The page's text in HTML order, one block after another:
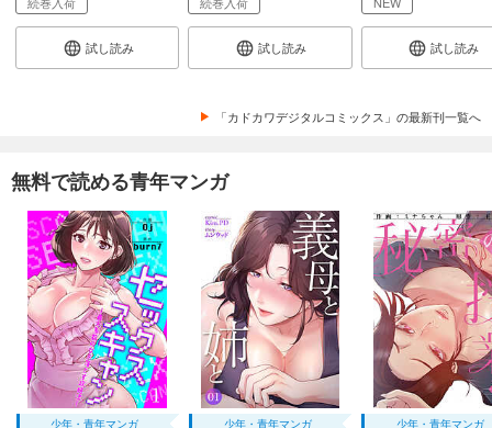
試し読み 試し読み 試し読み
「カドカワデジタルコミックス」の最新刊一覧へ
無料で読める青年マンガ
少年・青年マンガ 少年・青年マンガ 少年・青年マンガ